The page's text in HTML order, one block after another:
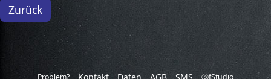
Problem? ⓑfStudio